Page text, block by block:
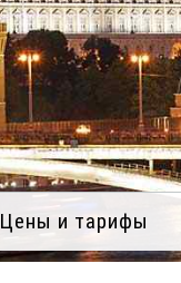
Цены и тарифы